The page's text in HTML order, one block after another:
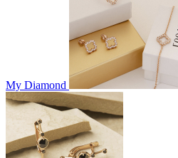
My Diamond